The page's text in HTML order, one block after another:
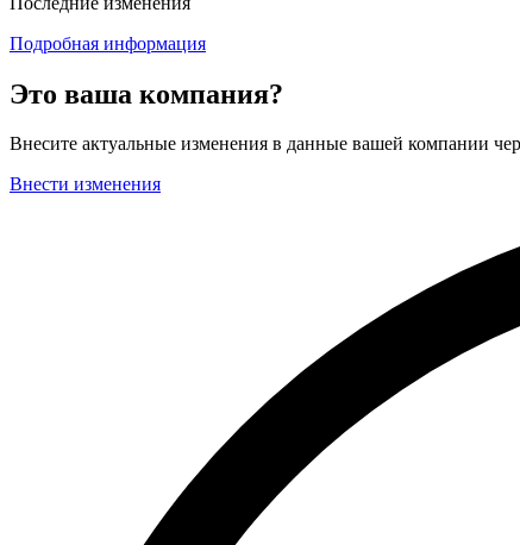
Подробная информация
Это ваша компания?
Внесите актуальные изменения в данные вашей компании
Внести изменения